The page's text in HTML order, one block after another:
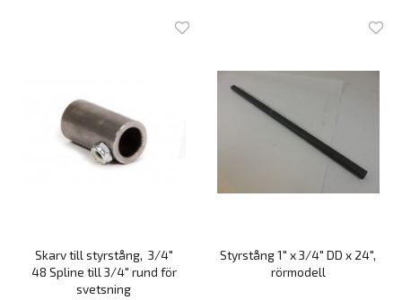
Skarv till styrstång, 3/4"
48 Spline till 3/4" rund för
svetsning
Styrstång 1" x 3/4" DD x 24",
rörmodell